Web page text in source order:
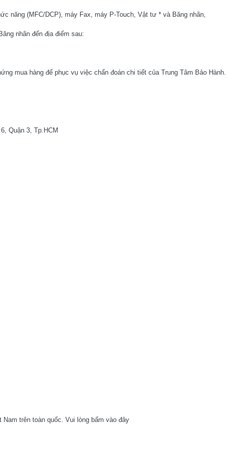
năng (MFC/DCP), máy Fax, máy P-Touch, Vật tư * và Băng nhãn,
nhãn đến địa điểm sau:
mua hàng để phục vụ việc chẩn đoán chi tiết của Trung Tâm Bảo Hành.
Quận 3, Tp.HCM
trên toàn quốc. Vui lòng bấm vào đây